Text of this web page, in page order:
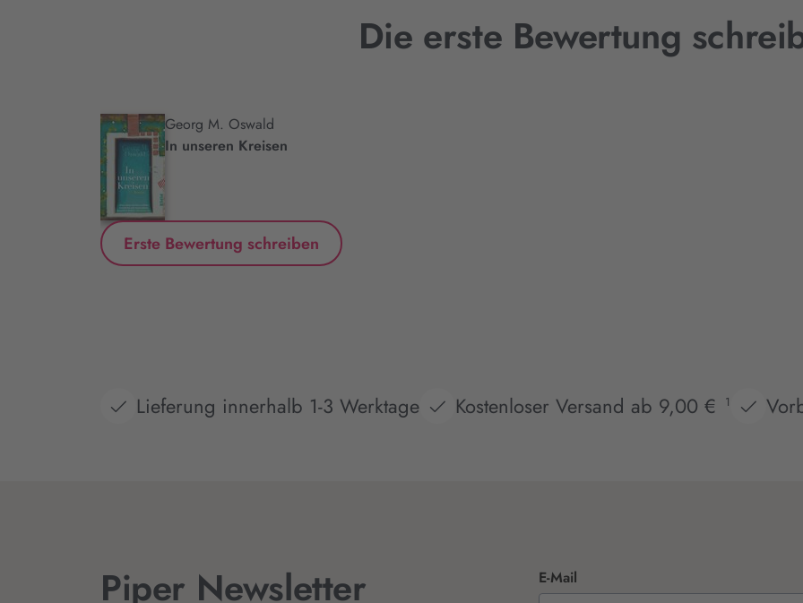
Die erste Bewertung
Georg M. Oswald
In unseren Kreisen
Erste Bewertung schreiben
Lieferung innerhalb 1-3 Werktage Kostenloser Versand ab 9,00 € 1
Piper Newsletter E-Mail